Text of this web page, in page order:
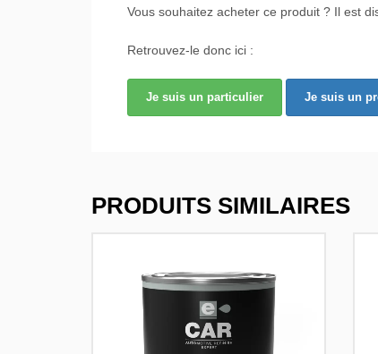
Vous souhaitez acheter ce produit ? Il est
Retrouvez-le donc ici :
Je suis un particulier Je suis un
PRODUITS SIMILAIRES